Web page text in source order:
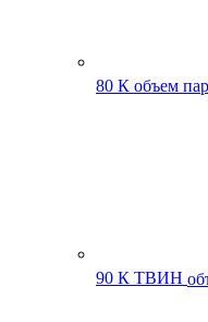
80 К объем
90 К ТВИН